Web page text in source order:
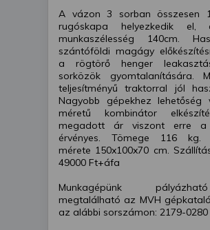
A vázon 3 sorban összesen
rugóskapa helyezkedik el,
munkaszélesség 140cm.
szántóföldi magágy
a rögtörő henger
sorközök gyomtalanítására.
teljesítményű traktorral jól
Nagyobb gépekhez lehetőség
méretű kombinátor
megadott ár viszont erre a
érvényes. Tömege 116 kg.
mérete 150x100x70 cm.
49000 Ft+áfa
Munkagépünk
megtalálható az MVH
az alábbi sorszámon: 2179-0280
bármikor megváltoztathatja a
beállításait.